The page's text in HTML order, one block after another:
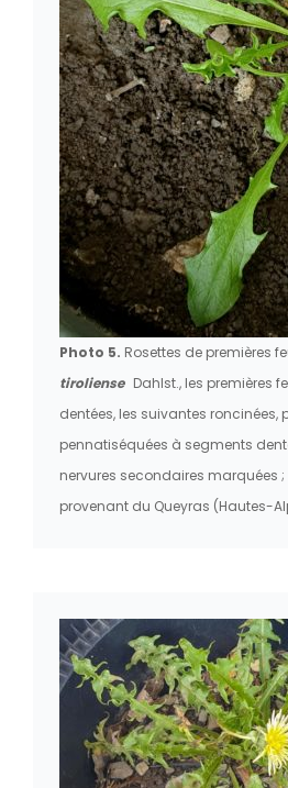
Photo 5. Rosettes de premières
tiroliense Dahlst., les premières
dentées, les suivantes roncinées,
pennatiséquées à segments
nervures secondaires marquées
provenant du Queyras (Hautes-